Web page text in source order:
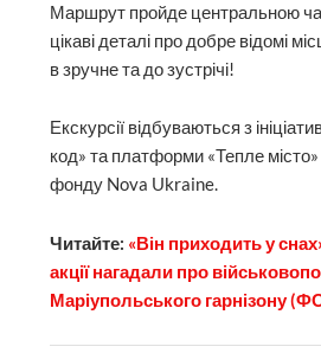
Маршрут пройде центральною
цікаві деталі про добре відомі
в зручне та до зустрічі!
Екскурсії відбуваються з
код» та платформи «Тепле місто»
фонду Nova Ukraine.
Читайте: «Він приходить у
акції нагадали про
Маріупольського гарнізону